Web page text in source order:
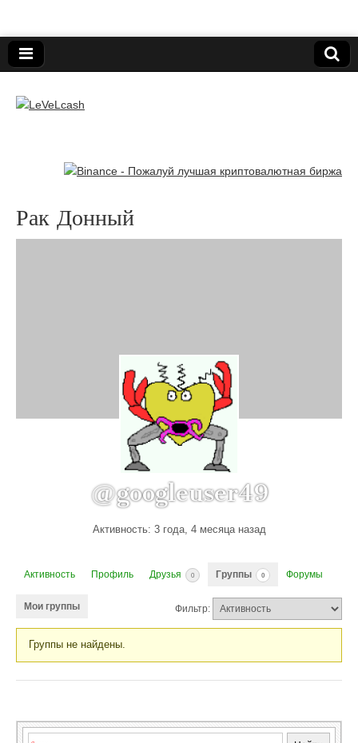
LeVeLcash
Рак Донный
@googleuser49
Активность: 3 года, 4 месяца назад
Активность Профиль Друзья 0 Группы 0 Форумы
Мои группы Фильтр:
Группы
пользователя
Группы не найдены.